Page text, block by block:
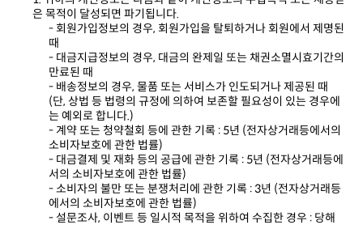
은 목적이 달성되면 파기됩니다.
때
만료된 때
는 예외로 합니다.)
소비자보호에 관한 법률)
서의 소비자보호에 관한 법률)
에서의 소비자보호에 관한 법률)